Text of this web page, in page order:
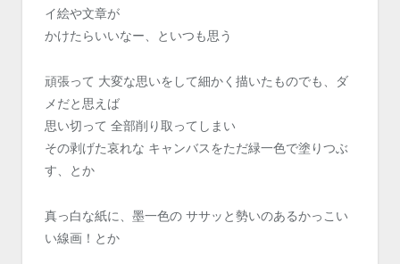
イ絵や文章が
かけたらいいなー、といつも思う
頑張って 大変な思いをして細かく描いたものでも、ダ
メだと思えば
思い切って 全部削り取ってしまい
その剥げた哀れな キャンバスをただ緑一色で塗りつぶ
す、とか
真っ白な紙に、墨一色の ササッと勢いのあるかっこい
い線画！とか